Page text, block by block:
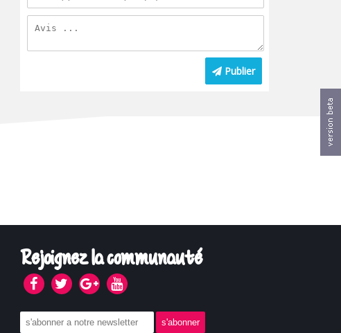
Publier
Rejoignez la communauté